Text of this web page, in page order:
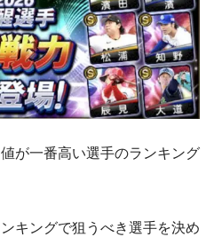
が一番高い選手のランキング
キングで狙うべき選手を決め